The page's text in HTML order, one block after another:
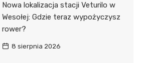
Nowa lokalizacja stacji Veturilo w
Wesołej: Gdzie teraz wypożyczysz
rower?
8 sierpnia 2026